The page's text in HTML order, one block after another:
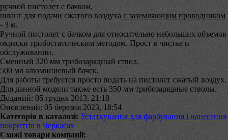
ручной пистолет с бачком,
шланг для подачи сжатого воздуха с заземляющим проводником
- 3 м.
Ручной пистолет с бачком для относительно небольших объемов
окраски трибостатическим методом. Прост в чистке и
обслуживании.
Сменный 320 мм трибозарядный ствол.
500 мл алюминиевый бачек.
Для работы требуется просто подать на пистолет сжатый воздух.
Для данной модели также есть 350 мм трибозарядные стволы.
Доданий: 05 грудня 2013, 21:18
Оновлений: 05 березня 2023, 18:54
Категорія в каталозі: Устаткування для фарбування і нанесення
покриттів в Черкасах
Схожі товари компанії: